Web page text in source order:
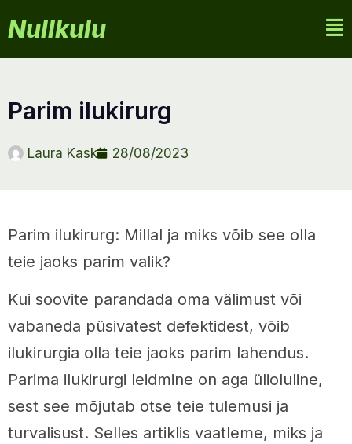
Nullkulu
parim ilukirurg
Laura Kask 28/08/2023
Parim ilukirurg: Millal ja miks võib see olla
teie jaoks parim valik?
Kui soovite parandada oma välimust või
vabaneda püsivatest defektidest, võib
ilukirurgia olla teie jaoks parim lahendus.
Parima ilukirurgi leidmine on aga ülioluline,
sest see mõjutab otse teie tulemusi ja
turvalisust. Selles artiklis vaatleme, miks ja